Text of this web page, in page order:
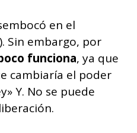
en el
Sin embargo, por
funciona, ya que
cambiaría el poder
Y. No se puede